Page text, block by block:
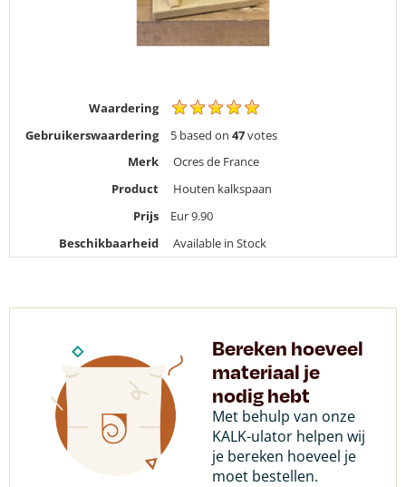
Waardering
Gebruikerswaardering
5based on 47votes
Merk
Ocres de France
Product
Houten kalkspaan
Prijs
Eur9.90
Beschikbaarheid
Available in Stock
Bereken hoeveel
materiaal je
nodig hebt
Met behulp van onze
KALK-ulator helpen wij
je bereken hoeveel je
moet bestellen.